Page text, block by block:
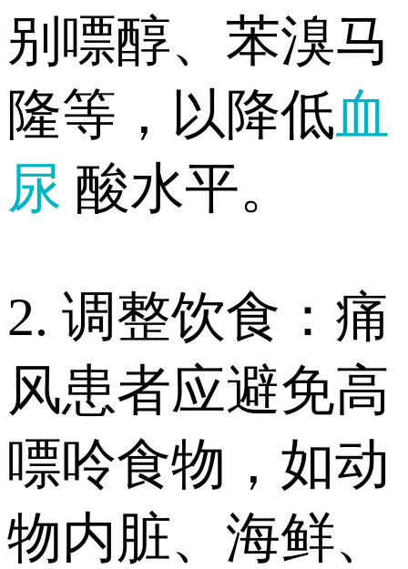
别嘌醇、苯溴马
隆等，以降低血
尿 酸水平。
2. 调整饮食：痛
风患者应避免高
嘌呤食物，如动
物内脏、海鲜、